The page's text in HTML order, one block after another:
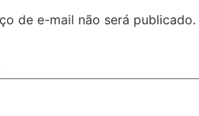
de e-mail não será publicado.